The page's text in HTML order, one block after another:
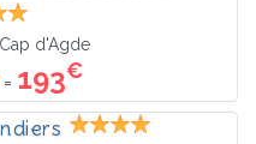
d'Agde
= 193€